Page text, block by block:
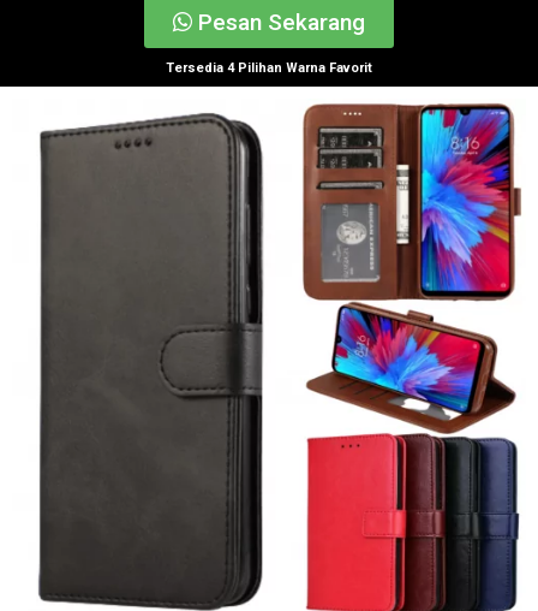
Pesan Sekarang
Tersedia 4 Pilihan Warna Favorit